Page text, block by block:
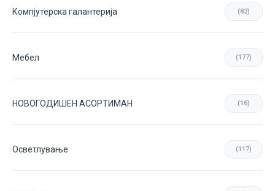
Компјутерска галантерија (82)
Мебел (177)
НОВОГОДИШЕН АСОРТИМАН (16)
Осветлување (117)